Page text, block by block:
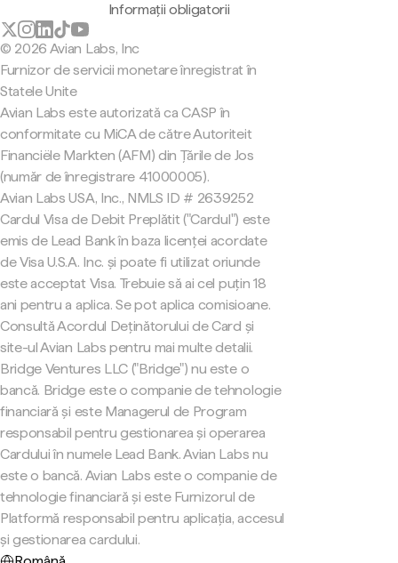
Informații obligatorii
© 2026 Avian Labs, Inc
Furnizor de servicii monetare înregistrat în
Statele Unite
Avian Labs este autorizată ca CASP în
conformitate cu MiCA de către Autoriteit
Financiële Markten (AFM) din Țările de Jos
(număr de înregistrare 41000005).
Avian Labs USA, Inc., NMLS ID # 2639252
Cardul Visa de Debit Preplătit ("Cardul") este
emis de Lead Bank în baza licenței acordate
de Visa U.S.A. Inc. și poate fi utilizat oriunde
este acceptat Visa. Trebuie să ai cel puțin 18
ani pentru a aplica. Se pot aplica comisioane.
Consultă Acordul Deținătorului de Card și
site-ul Avian Labs pentru mai multe detalii.
Bridge Ventures LLC ("Bridge") nu este o
bancă. Bridge este o companie de tehnologie
financiară și este Managerul de Program
responsabil pentru gestionarea și operarea
Cardului în numele Lead Bank. Avian Labs nu
este o bancă. Avian Labs este o companie de
tehnologie financiară și este Furnizorul de
Platformă responsabil pentru aplicația, accesul
și gestionarea cardului.